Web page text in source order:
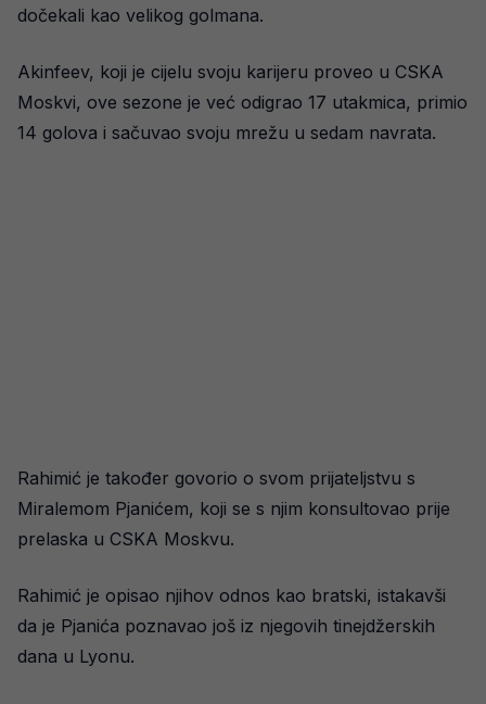
dočekali kao velikog golmana.
Akinfeev, koji je cijelu svoju karijeru proveo u CSKA
Moskvi, ove sezone je već odigrao 17 utakmica, primio
14 golova i sačuvao svoju mrežu u sedam navrata.
Rahimić je također govorio o svom prijateljstvu s
Miralemom Pjanićem, koji se s njim konsultovao prije
prelaska u CSKA Moskvu.
Rahimić je opisao njihov odnos kao bratski, istakavši
da je Pjanića poznavao još iz njegovih tinejdžerskih
dana u Lyonu.